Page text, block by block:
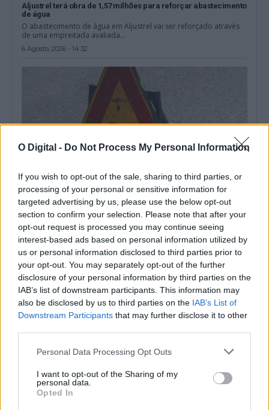
O Digital - Do Not Process My Personal Information
If you wish to opt-out of the sale, sharing to third parties, or
processing of your personal or sensitive information for
targeted advertising by us, please use the below opt-out
section to confirm your selection. Please note that after your
opt-out request is processed you may continue seeing
interest-based ads based on personal information utilized by
us or personal information disclosed to third parties prior to
your opt-out. You may separately opt-out of the further
disclosure of your personal information by third parties on the
IAB’s list of downstream participants. This information may
also be disclosed by us to third parties on the IAB’s List of
Downstream Participants that may further disclose it to other
Personal Data Processing Opt Outs
I want to opt-out of the Sharing of my
personal data.
Opted In
Aljustrel terá obra de 1,57 milhões para reforçar abastecimento
de água
O abastecimento de água em Aljustrel vai ser reforçado através
de uma empreitada avaliada...
6 Agosto, 2026 - 14:32
Grândola: Rua de Azinheira dos Barros vai ser repavimentada e
ganhar novos passeios
O Município de Grândola abriu um concurso público, com um
preço base de 145.538,58...
6 Agosto, 2026 - 14:18